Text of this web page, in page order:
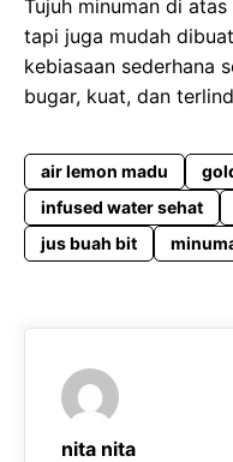
Tujuh minuman di
tapi juga mudah
kebiasaan sederhana
bugar, kuat, dan
air lemon madu
infused water sehat
jus buah bit
nita nita